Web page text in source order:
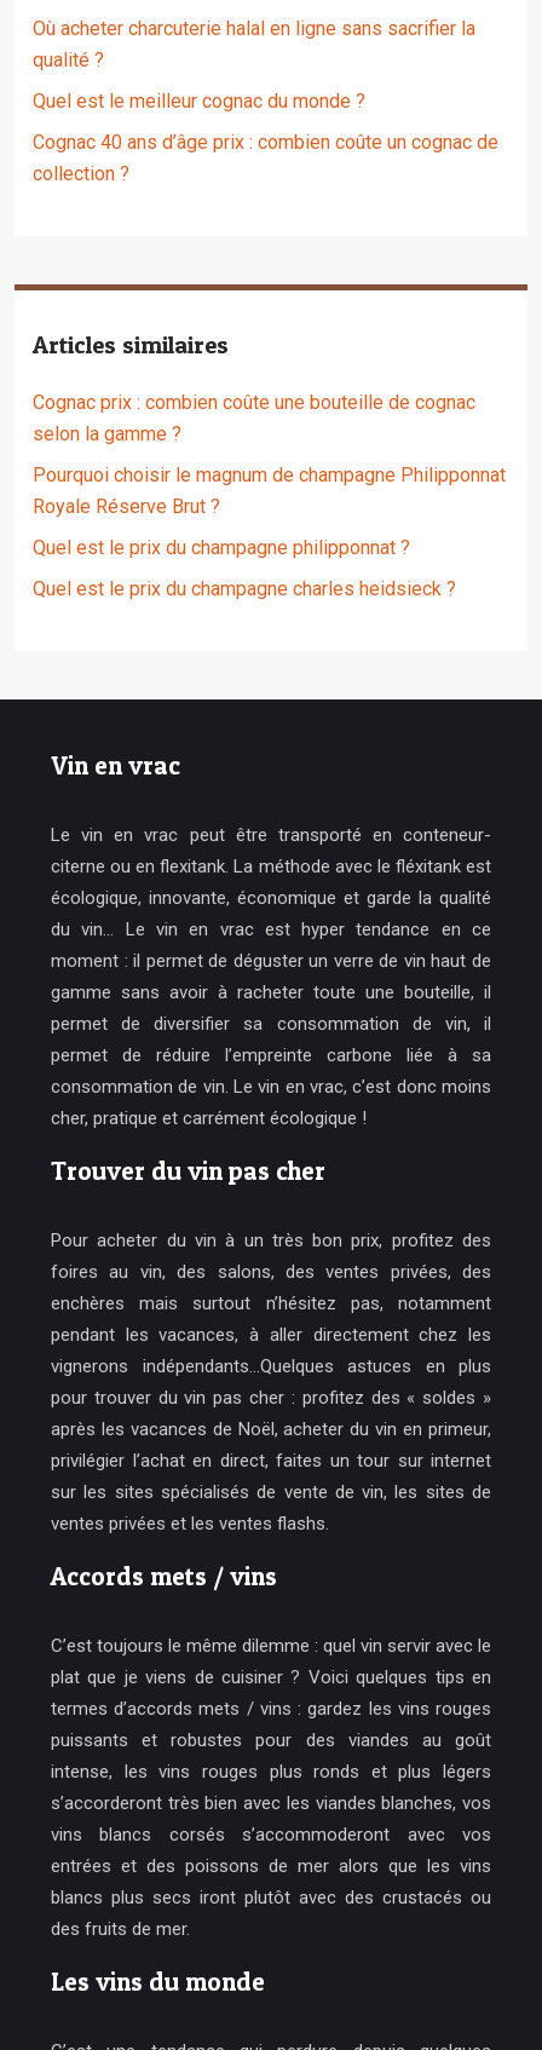
Où acheter charcuterie halal en ligne sans sacrifier la
qualité ?
Quel est le meilleur cognac du monde ?
Cognac 40 ans d’âge prix : combien coûte un cognac de
collection ?
Articles similaires
Cognac prix : combien coûte une bouteille de cognac
selon la gamme ?
Pourquoi choisir le magnum de champagne Philipponnat
Royale Réserve Brut ?
Quel est le prix du champagne philipponnat ?
Quel est le prix du champagne charles heidsieck ?
Vin en vrac
Le vin en vrac peut être transporté en conteneur-
citerne ou en flexitank. La méthode avec le fléxitank est
écologique, innovante, économique et garde la qualité
du vin… Le vin en vrac est hyper tendance en ce
moment : il permet de déguster un verre de vin haut de
gamme sans avoir à racheter toute une bouteille, il
permet de diversifier sa consommation de vin, il
permet de réduire l’empreinte carbone liée à sa
consommation de vin. Le vin en vrac, c’est donc moins
cher, pratique et carrément écologique !
Trouver du vin pas cher
Pour acheter du vin à un très bon prix, profitez des
foires au vin, des salons, des ventes privées, des
enchères mais surtout n’hésitez pas, notamment
pendant les vacances, à aller directement chez les
vignerons indépendants…Quelques astuces en plus
pour trouver du vin pas cher : profitez des « soldes »
après les vacances de Noël, acheter du vin en primeur,
privilégier l’achat en direct, faites un tour sur internet
sur les sites spécialisés de vente de vin, les sites de
ventes privées et les ventes flashs.
Accords mets / vins
C’est toujours le même dilemme : quel vin servir avec le
plat que je viens de cuisiner ? Voici quelques tips en
termes d’accords mets / vins : gardez les vins rouges
puissants et robustes pour des viandes au goût
intense, les vins rouges plus ronds et plus légers
s’accorderont très bien avec les viandes blanches, vos
vins blancs corsés s’accommoderont avec vos
entrées et des poissons de mer alors que les vins
blancs plus secs iront plutôt avec des crustacés ou
des fruits de mer.
Les vins du monde